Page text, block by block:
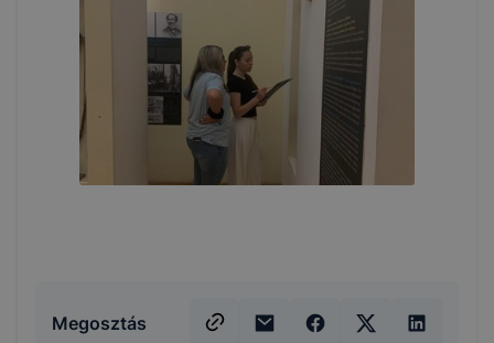
Megosztás